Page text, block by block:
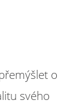
o
svého